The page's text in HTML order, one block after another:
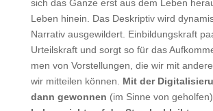
sich das Gan­ze erst aus dem Leben
Leben hin­ein. Das Deskrip­tiv wird
Nar­ra­tiv aus­ge­wil­dert. Ein­bil­dungs­kraft
Urteils­kraft und sorgt so für das
men von Vor­stel­lun­gen, die wir mit
wir mit­tei­len kön­nen. Mit der
dann gewon­nen (im Sin­ne von gehol­fen)